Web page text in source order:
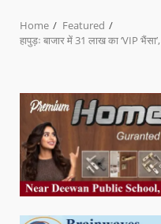
Home
Featured
हापुड़ः बाजार में 31 लाख का ‘VIP